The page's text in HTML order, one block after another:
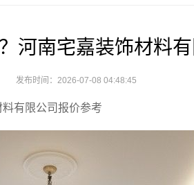
河南宅嘉装饰材料
发布时间：2026-07-08 04:48:45
有限公司报价参考